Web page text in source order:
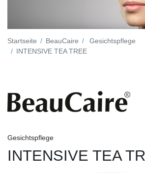
Startseite BeauCaire
Gesichtspflege
INTENSIVE TEA TREE
Gesichtspflege
INTENSIVE TEA